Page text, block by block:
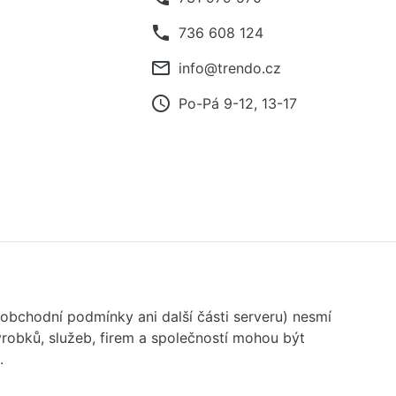
phone 736 608 124
mail_outline info@trendo.cz
access_time Po-Pá 9-12, 13-17
podmínky ani další části serveru) nesmí
služeb, firem a společností mohou být